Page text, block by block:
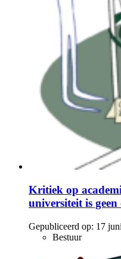
Kritiek op
universiteit is geen
Gepubliceerd op: 17
Bestuur